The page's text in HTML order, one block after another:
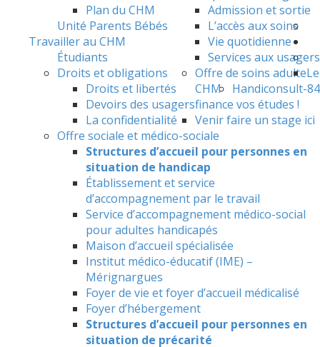
Plan du CHM
Admission et sortie
L’accès aux soins
Vie quotidienne
Services aux usagers
Droits et obligations
Droits et libertés
Devoirs des usagers
La confidentialité
Offre de soins adulte
Handiconsult-84
Offre sociale et médico-sociale
Structures d’accueil pour personnes en
situation de handicap
Établissement et service
d’accompagnement par le travail
Service d’accompagnement médico-social
pour adultes handicapés
Maison d’accueil spécialisée
Institut médico-éducatif (IME) –
Mérignargues
Foyer de vie et foyer d’accueil médicalisé
Foyer d’hébergement
Structures d’accueil pour personnes en
situation de précarité
Unité Parents Bébés
Travailler au CHM
Étudiants
Le
CHM
finance vos études !
Venir faire un stage ici